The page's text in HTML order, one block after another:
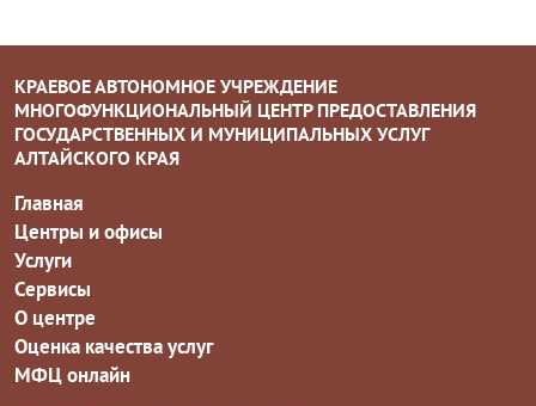
КРАЕВОЕ АВТОНОМНОЕ УЧРЕЖДЕНИЕ
МНОГОФУНКЦИОНАЛЬНЫЙ ЦЕНТР ПРЕДОСТАВЛЕНИЯ
ГОСУДАРСТВЕННЫХ И МУНИЦИПАЛЬНЫХ УСЛУГ
АЛТАЙСКОГО КРАЯ
Главная
Центры и офисы
Услуги
Сервисы
О центре
Оценка качества услуг
МФЦ онлайн